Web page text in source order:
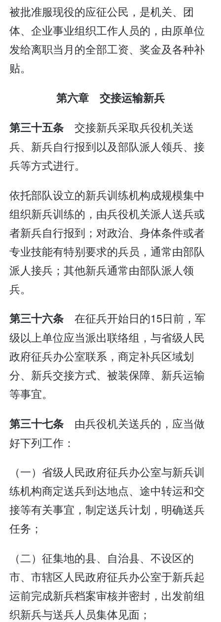
被批准服现役的应征公民，是机关、团
体、企业事业组织工作人员的，由原单位
发给离职当月的全部工资、奖金及各种补
贴。
第六章 交接运输新兵
第三十五条 交接新兵采取兵役机关送
兵、新兵自行报到以及部队派人领兵、接
兵等方式进行。
依托部队设立的新兵训练机构成规模集中
组织新兵训练的，由兵役机关派人送兵或
者新兵自行报到；对政治、身体条件或者
专业技能有特别要求的兵员，通常由部队
派人接兵；其他新兵通常由部队派人领
兵。
第三十六条 在征兵开始日的15日前，军
级以上单位应当派出联络组，与省级人民
政府征兵办公室联系，商定补兵区域划
分、新兵交接方式、被装保障、新兵运输
等事宜。
第三十七条 由兵役机关送兵的，应当做
好下列工作：
（一）省级人民政府征兵办公室与新兵训
练机构商定送兵到达地点、途中转运和交
接等有关事宜，制定送兵计划，明确送兵
任务；
（二）征集地的县、自治县、不设区的
市、市辖区人民政府征兵办公室于新兵起
运前完成新兵档案审核并密封，出发前组
织新兵与送兵人员集体见面；